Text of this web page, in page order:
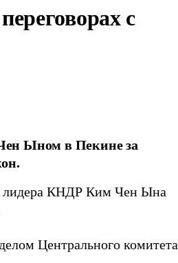
с
Ыном в Пекине за
лидера КНДР Ким Чен Ына
Центрального комитета